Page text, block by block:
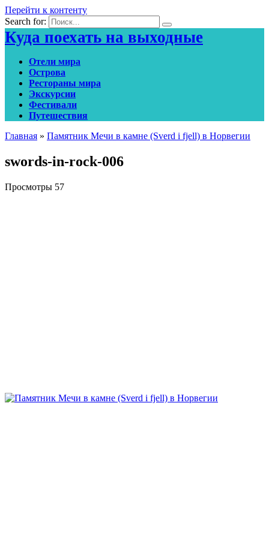
Перейти к контенту
Search for:
Куда поехать на выходные
Отели мира
Острова
Рестораны мира
Экскурсии
Фестивали
Путешествия
Главная » Памятник Мечи в камне (Sverd i fjell) в Норвегии
swords-in-rock-006
Просмотры 57